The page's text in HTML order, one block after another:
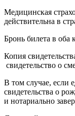
Медицинская
действительна в
Бронь билета в оба
Копия
свидетельство о
В том случае, если
свидетельства о
и нотариально